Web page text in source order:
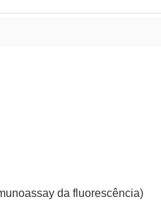
da fluorescência)